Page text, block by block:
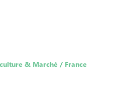
& Marché / France